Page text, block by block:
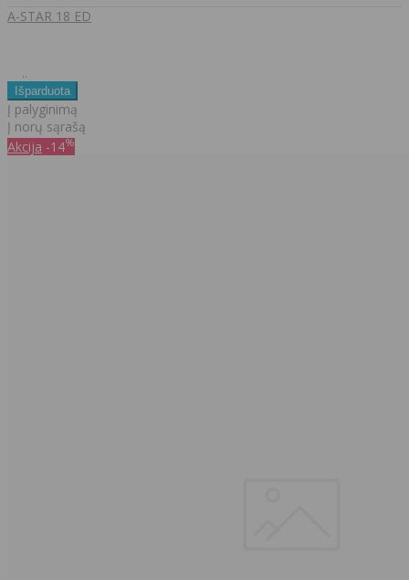
A-STAR 18 ED
..
Į palyginimą
Į norų sąrašą
Akcija -14%